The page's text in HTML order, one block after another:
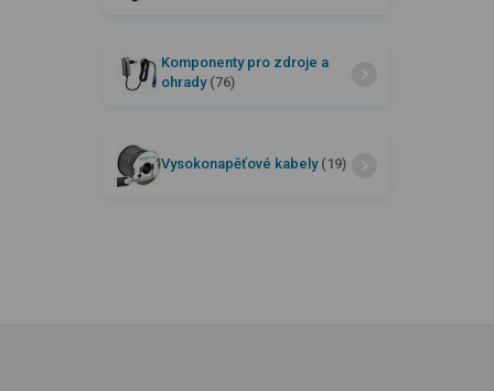
Komponenty pro zdroje a
ohrady (76)
Vysokonapěťové kabely (19)